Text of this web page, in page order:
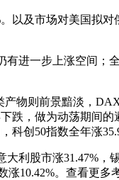
以及市场对美国拟对
进一步上涨空间；全
物则前景黯淡，
跌，做为动荡期间
创50指数全年涨
利股市涨31.47%，
10.42%。查看更